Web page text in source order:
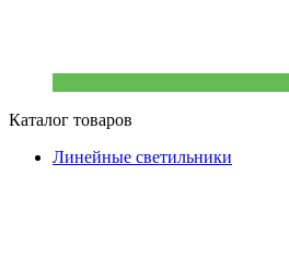
Каталог товаров
Линейные светильники